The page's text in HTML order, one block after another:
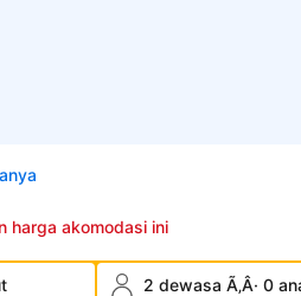
harga akomodasi ini
2 dewasa Ã‚Â· 0